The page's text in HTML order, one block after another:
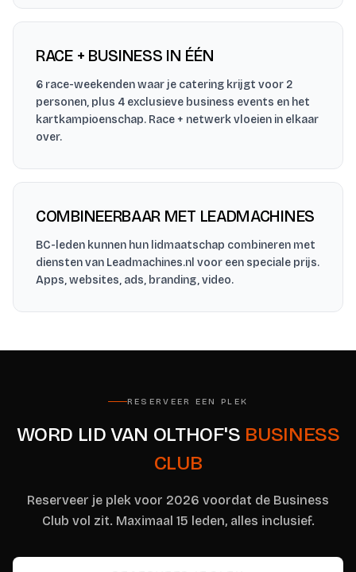
RACE + BUSINESS IN ÉÉN
6 race-weekenden waar je catering krijgt voor 2
personen, plus 4 exclusieve business events en het
kartkampioenschap. Race + netwerk vloeien in elkaar
over.
COMBINEERBAAR MET LEADMACHINES
BC-leden kunnen hun lidmaatschap combineren met
diensten van Leadmachines.nl voor een speciale prijs.
Apps, websites, ads, branding, video.
RESERVEER EEN PLEK
WORD LID VAN OLTHOF'S BUSINESS
CLUB
Reserveer je plek voor 2026 voordat de Business
Club vol zit. Maximaal 15 leden, alles inclusief.